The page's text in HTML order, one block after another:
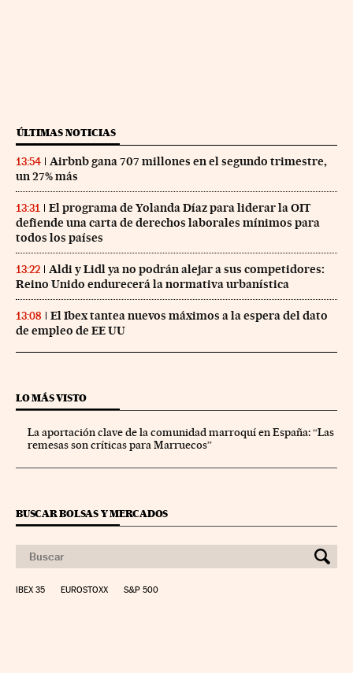
ÚLTIMAS NOTICIAS
13:54
Airbnb gana 707 millones en el segundo trimestre,
un 27% más
13:31
El programa de Yolanda Díaz para liderar la OIT
defiende una carta de derechos laborales mínimos para
todos los países
13:22
Aldi y Lidl ya no podrán alejar a sus competidores:
Reino Unido endurecerá la normativa urbanística
13:08
El Ibex tantea nuevos máximos a la espera del dato
de empleo de EE UU
LO MÁS VISTO
La aportación clave de la comunidad marroquí en España: “Las
remesas son críticas para Marruecos”
BUSCAR BOLSAS Y MERCADOS
IBEX 35 EUROSTOXX S&P 500